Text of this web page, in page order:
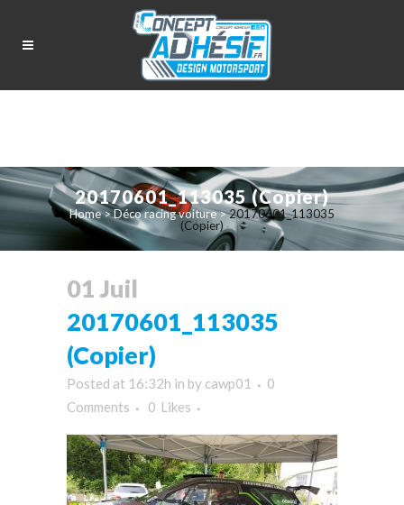
20170601_113035 (Copier)
Home>Déco racing voiture>20170601_113035
(Copier)
01 Juil
20170601_113035
(Copier)
Posted at 16:32h in by cawp01
0
Comments
0 Likes